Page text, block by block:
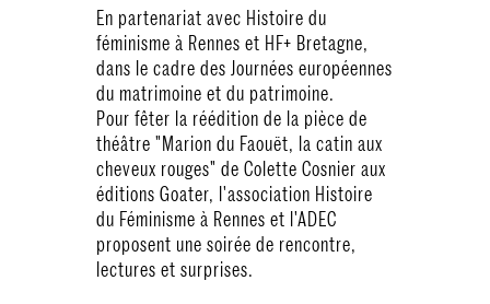
En partenariat avec Histoire du
féminisme à Rennes et HF+ Bretagne,
dans le cadre des Journées européennes
du matrimoine et du patrimoine.
Pour fêter la réédition de la pièce de
théâtre "Marion du Faouët, la catin aux
cheveux rouges" de Colette Cosnier aux
éditions Goater, l'association Histoire
du Féminisme à Rennes et l'ADEC
proposent une soirée de rencontre,
lectures et surprises.